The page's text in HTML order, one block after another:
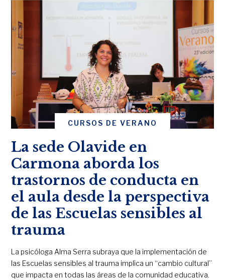
CURSOS DE VERANO
La sede Olavide en
Carmona aborda los
trastornos de conducta en
el aula desde la perspectiva
de las Escuelas sensibles al
trauma
La psicóloga Alma Serra subraya que la implementación de
las Escuelas sensibles al trauma implica un “cambio cultural”
que impacta en todas las áreas de la comunidad educativa.